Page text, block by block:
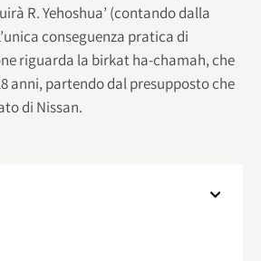
R. Yehoshua’ (contando dalla
conseguenza pratica di
riguarda la birkat ha-chamah, che
anni, partendo dal presupposto che
di Nissan.